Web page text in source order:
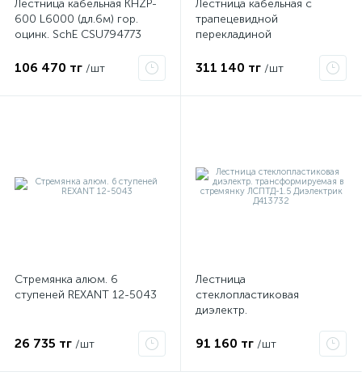
Лестница кабельная KHZP-
600 L6000 (дл.6м) гор.
оцинк. SchE CSU794773
106 470 тг /шт
Лестница кабельная с
трапецевидной
перекладиной
OBO 7097360
311 140 тг /шт
Стремянка алюм. 6
ступеней REXANT 12-5043
26 735 тг /шт
Лестница
стеклопластиковая
диэлектр.
стремянку ЛСПТД-1.5
91 160 тг /шт